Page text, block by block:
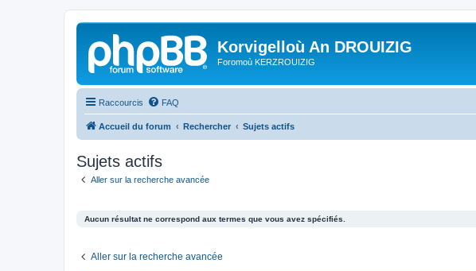
Korvigelloù An DROUIZIG
Foromoù KERZROUIZIG
Raccourcis FAQ
Accueil du forum Rechercher Sujets actifs
Sujets actifs
Aller sur la recherche avancée
Aucun résultat ne correspond aux termes que vous avez spécifiés.
Aller sur la recherche avancée